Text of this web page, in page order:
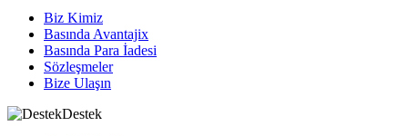
Biz Kimiz
Basında Avantajix
Basında Para İadesi
Sözleşmeler
Bize Ulaşın
Destek